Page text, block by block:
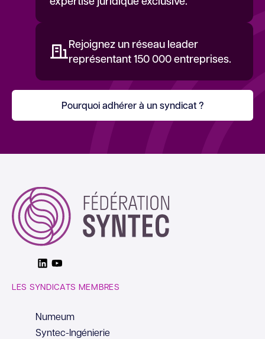
Rejoignez un réseau leader
représentant 150 000 entreprises.
Pourquoi adhérer à un syndicat ?
LinkedinYoutube
LES SYNDICATS MEMBRES
Numeum
Syntec-Ingénierie